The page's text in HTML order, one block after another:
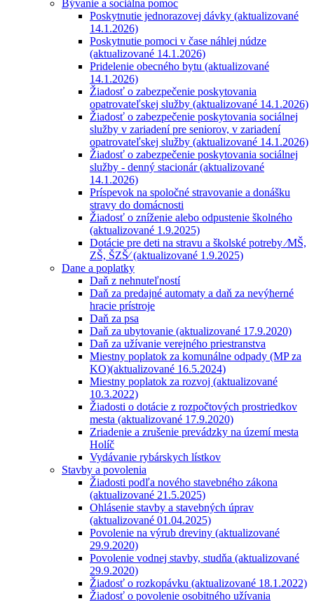
Bývanie a sociálna pomoc
Poskytnutie jednorazovej dávky (aktualizované
14.1.2026)
Poskytnutie pomoci v čase náhlej núdze
(aktualizované 14.1.2026)
Pridelenie obecného bytu (aktualizované
14.1.2026)
Žiadosť o zabezpečenie poskytovania
opatrovateľskej služby (aktualizované 14.1.2026)
Žiadosť o zabezpečenie poskytovania sociálnej
služby v zariadení pre seniorov, v zariadení
opatrovateľskej služby (aktualizované 14.1.2026)
Žiadosť o zabezpečenie poskytovania sociálnej
služby - denný stacionár (aktualizované
14.1.2026)
Príspevok na spoločné stravovanie a donášku
stravy do domácnosti
Žiadosť o zníženie alebo odpustenie školného
(aktualizované 1.9.2025)
Dotácie pre deti na stravu a školské potreby ⁄MŠ,
ZŠ, ŠZŠ⁄ (aktualizované 1.9.2025)
Dane a poplatky
Daň z nehnuteľností
Daň za predajné automaty a daň za nevýherné
hracie prístroje
Daň za psa
Daň za ubytovanie (aktualizované 17.9.2020)
Daň za užívanie verejného priestranstva
Miestny poplatok za komunálne odpady (MP za
KO)(aktualizované 16.5.2024)
Miestny poplatok za rozvoj (aktualizované
10.3.2022)
Žiadosti o dotácie z rozpočtových prostriedkov
mesta (aktualizované 17.9.2020)
Zriadenie a zrušenie prevádzky na území mesta
Holíč
Vydávanie rybárskych lístkov
Stavby a povolenia
Žiadosti podľa nového stavebného zákona
(aktualizované 21.5.2025)
Ohlásenie stavby a stavebných úprav
(aktualizované 01.04.2025)
Povolenie na výrub dreviny (aktualizované
29.9.2020)
Povolenie vodnej stavby, studňa (aktualizované
29.9.2020)
Žiadosť o rozkopávku (aktualizované 18.1.2022)
Žiadosť o povolenie osobitného užívania